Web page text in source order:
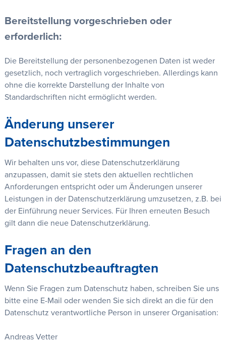
Bereitstellung vorgeschrieben oder
erforderlich:
Die Bereitstellung der personenbezogenen Daten ist weder
gesetzlich, noch vertraglich vorgeschrieben. Allerdings kann
ohne die korrekte Darstellung der Inhalte von
Standardschriften nicht ermöglicht werden.
Änderung unserer
Datenschutzbestimmungen
Wir behalten uns vor, diese Datenschutzerklärung
anzupassen, damit sie stets den aktuellen rechtlichen
Anforderungen entspricht oder um Änderungen unserer
Leistungen in der Datenschutzerklärung umzusetzen, z.B. bei
der Einführung neuer Services. Für Ihren erneuten Besuch
gilt dann die neue Datenschutzerklärung.
Fragen an den
Datenschutzbeauftragten
Wenn Sie Fragen zum Datenschutz haben, schreiben Sie uns
bitte eine E-Mail oder wenden Sie sich direkt an die für den
Datenschutz verantwortliche Person in unserer Organisation:
Andreas Vetter